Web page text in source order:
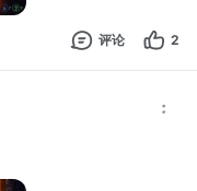
捞一级就能捞
评论 2